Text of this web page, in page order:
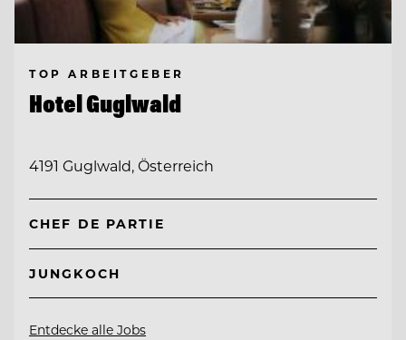
TOP ARBEITGEBER
Hotel Guglwald
4191 Guglwald, Österreich
CHEF DE PARTIE
JUNGKOCH
Entdecke alle Jobs